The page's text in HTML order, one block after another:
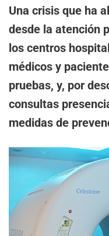
Una crisis que ha
desde la atención
los centros
médicos y
pruebas, y, por
consultas
medidas de